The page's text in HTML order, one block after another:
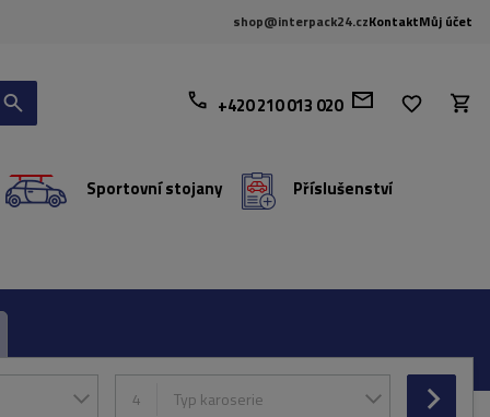
shop@interpack24.czKontaktMůj účet
+420 210 013 020
Sportovní stojany Příslušenství
4 Typ karoserie